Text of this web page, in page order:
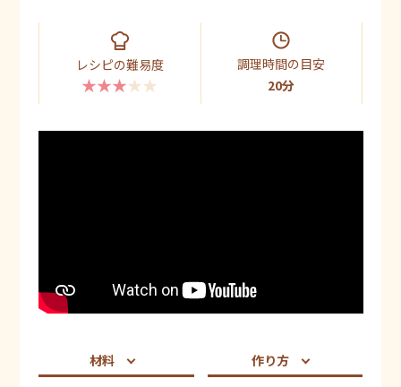
レシピの難易度
★★★★★
調理時間の目安
20分
材料 作り方